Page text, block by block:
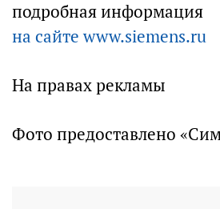
подробная информация
на сайте www.siemens.ru
На правах рекламы
Фото предоставлено